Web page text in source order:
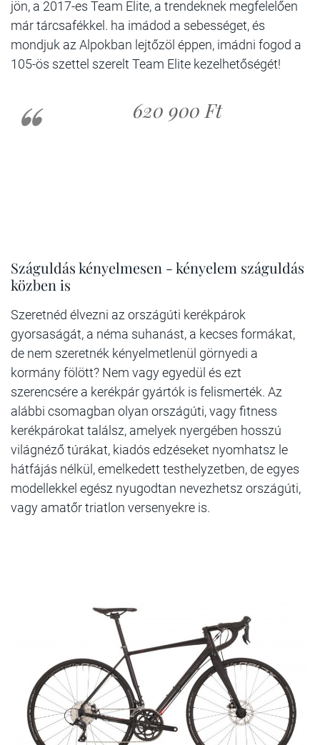
jön, a 2017-es Team Elite, a trendeknek megfelelően
már tárcsafékkel. ha imádod a sebességet, és
mondjuk az Alpokban lejtőzöl éppen, imádni fogod a
105-ös szettel szerelt Team Elite kezelhetőségét!
620 900 Ft
Száguldás kényelmesen - kényelem száguldás
közben is
Szeretnéd élvezni az országúti kerékpárok
gyorsaságát, a néma suhanást, a kecses formákat,
de nem szeretnék kényelmetlenül görnyedi a
kormány fölött? Nem vagy egyedül és ezt
szerencsére a kerékpár gyártók is felismerték. Az
alábbi csomagban olyan országúti, vagy fitness
kerékpárokat találsz, amelyek nyergében hosszú
világnéző túrákat, kiadós edzéseket nyomhatsz le
hátfájás nélkül, emelkedett testhelyzetben, de egyes
modellekkel egész nyugodtan nevezhetsz országúti,
vagy amatőr triatlon versenyekre is.